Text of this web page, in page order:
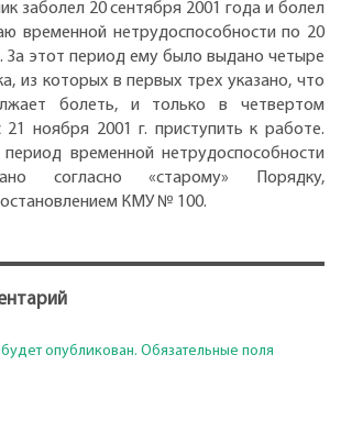
заболел 20 сентября 2001 года и болел
временной нетрудоспособности по 20
За этот период ему было выдано четыре
из которых в первых трех указано, что
болеть, и только в четвертом
ноября 2001 г. приступить к работе.
период временной нетрудоспособности
согласно «старому» Порядку,
КМУ № 100.
опубликован. Обязательные поля